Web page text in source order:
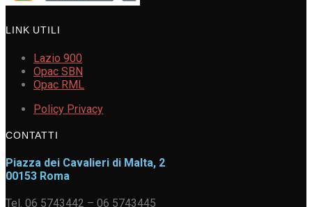
LINK UTILI
Lazio 900
Opac SBN
Opac RML
Policy Privacy
CONTATTI
Piazza dei Cavalieri di Malta, 2
00153 Roma
Tel. 06 5743442 – 06 5743445